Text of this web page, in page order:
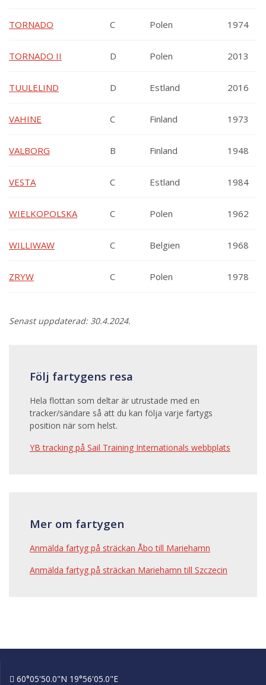
TORNADO C Polen 1974
TORNADO II D Polen 2013
TUULELIND D Estland 2016
VAHINE C Finland 1973
VALBORG B Finland 1948
VESTA C Estland 1984
WIELKOPOLSKA C Polen 1962
WILLIWAW C Belgien 1968
ZRYW C Polen 1978
Senast uppdaterad: 30.4.2024.
Följ fartygens resa
Hela flottan som deltar är utrustade med en
tracker/sändare så att du kan följa varje fartygs
position när som helst.
YB tracking på Sail Training Internationals webbplats
Mer om fartygen
Anmälda fartyg på sträckan Åbo till Mariehamn
Anmälda fartyg på sträckan Mariehamn till Szczecin
60°05'50.0"N 19°56'05.0"E